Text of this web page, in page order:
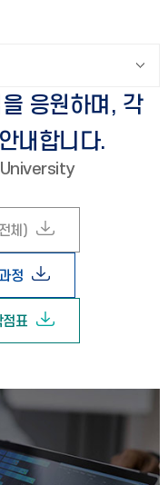
응원하며, 각
내합니다.
체)
정
표